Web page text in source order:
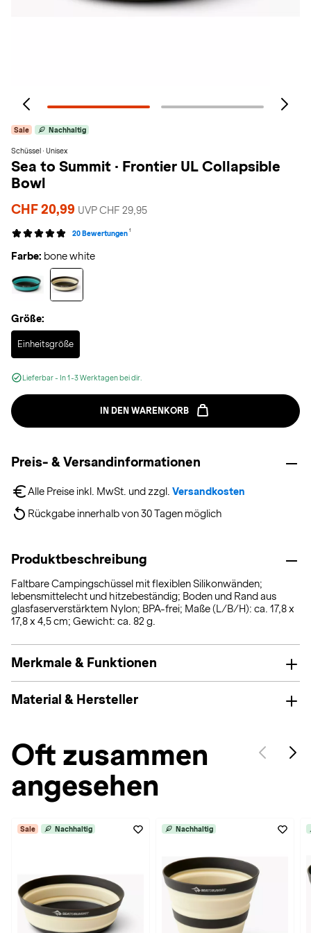
Sale Nachhaltig
Schüssel · Unisex
Sea to Summit · Frontier UL Collapsible
Bowl
CHF 20,99 UVP CHF 29,95
20 Bewertungen 1
Farbe: bone white
Größe:
Einheitsgröße
Selected
Lieferbar - In 1-3 Werktagen bei dir.
IN DEN WARENKORB
Preis- & Versandinformationen
Alle Preise inkl. MwSt. und zzgl. Versandkosten
Rückgabe innerhalb von 30 Tagen möglich
Produktbeschreibung
Faltbare Campingschüssel mit flexiblen Silikonwänden;
lebensmittelecht und hitzebeständig; Boden und Rand aus
glasfaserverstärktem Nylon; BPA-frei; Maße (L/B/H): ca. 17,8 x
17,8 x 4,5 cm; Gewicht: ca. 82 g.
Merkmale & Funktionen
Material & Hersteller
Oft zusammen
angesehen
Sale Nachhaltig Nachhaltig